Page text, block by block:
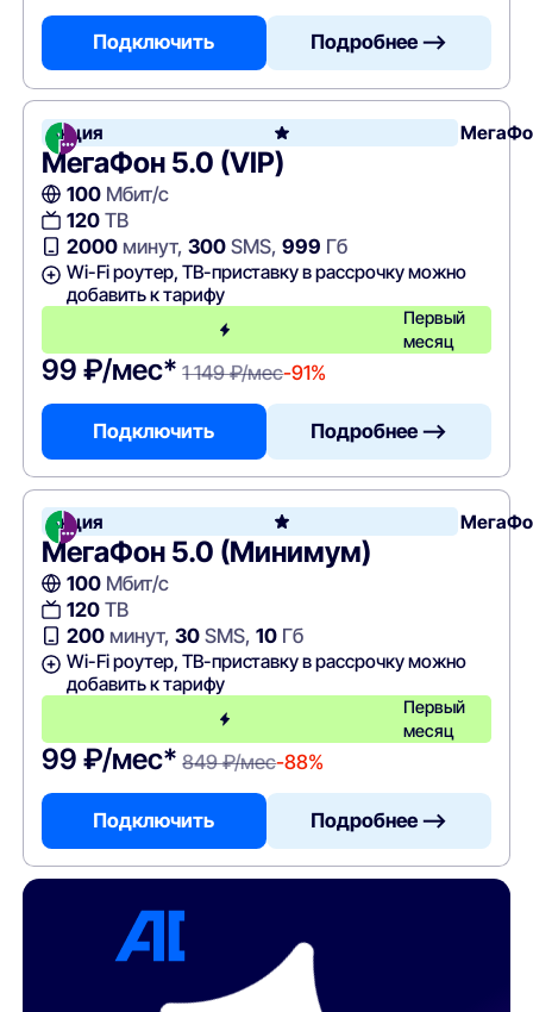
Подключить Подробнее —>
Акция
МегаФон 5.0 (VIP)
100Мбит/с
120ТВ
2000минут, 300SMS, 999 Гб
Wi-Fi роутер, ТВ-приставку в рассрочку можно
добавить к тарифу
Первый
месяц
99 ₽/мес* 1 149 ₽/мес-91%
Подключить Подробнее —>
Акция
МегаФон 5.0 (Минимум)
100Мбит/с
120ТВ
200минут, 30SMS, 10Гб
Wi-Fi роутер, ТВ-приставку в рассрочку можно
добавить к тарифу
Первый
месяц
99 ₽/мес* 849 ₽/мес-88%
Подключить Подробнее —>